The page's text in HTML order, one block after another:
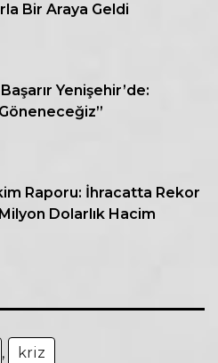
Bir Araya Geldi
Yenişehir’de:
Raporu: İhracatta Rekor
Dolarlık Hacim
, kriz